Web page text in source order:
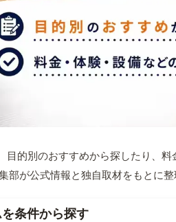
目的別のおすすめから探したり、
部が公式情報と独自取材をもとに整
条件から探す